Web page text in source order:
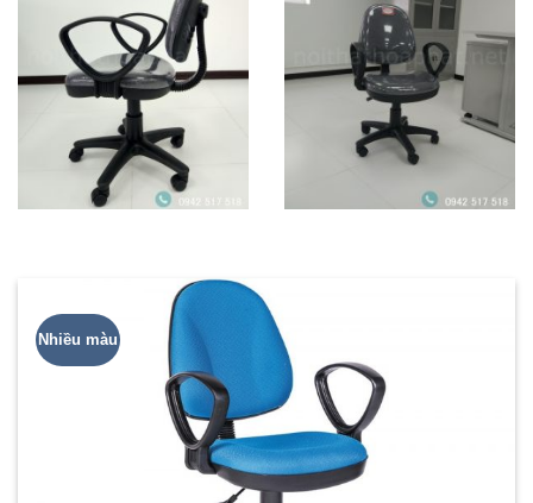
Nhiều màu